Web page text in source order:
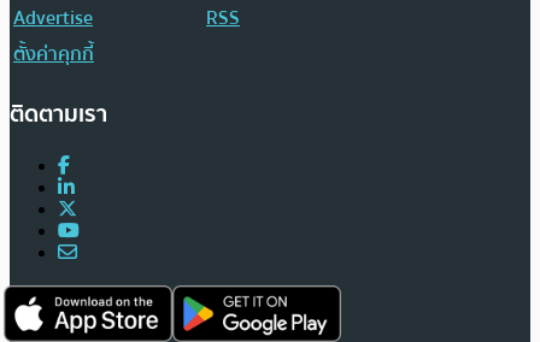
Advertise
RSS
ตั้งค่าคุกกี้
ติดตามเรา